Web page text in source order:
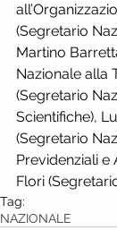
(Segretario
Martino
Nazionale alla
(Segretario
Scientifiche),
(Segretario
Previdenziali e
Flori
Tag:
NAZIONALE